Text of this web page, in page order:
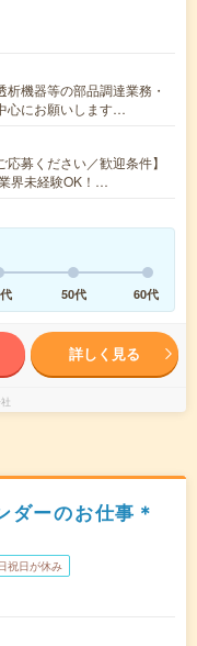
機器等の部品調達業務・
心にお願いします…
応募ください／歓迎条件】
界未経験OK！…
50代 60代
詳しく見る
ダーのお仕事＊
祝日が休み